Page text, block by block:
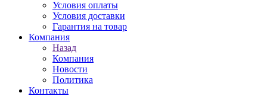
Условия оплаты
Условия доставки
Гарантия на товар
Компания
Назад
Компания
Новости
Политика
Контакты